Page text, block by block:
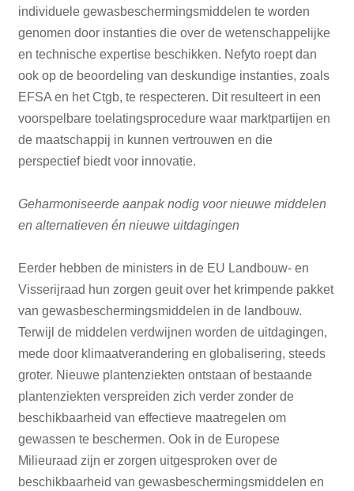
individuele gewasbeschermingsmiddelen te worden
genomen door instanties die over de wetenschappelijke
en technische expertise beschikken. Nefyto roept dan
ook op de beoordeling van deskundige instanties, zoals
EFSA en het Ctgb, te respecteren. Dit resulteert in een
voorspelbare toelatingsprocedure waar marktpartijen en
de maatschappij in kunnen vertrouwen en die
perspectief biedt voor innovatie.
Geharmoniseerde aanpak nodig voor nieuwe middelen
en alternatieven én nieuwe uitdagingen
Eerder hebben de ministers in de EU Landbouw- en
Visserijraad hun zorgen geuit over het krimpende pakket
van gewasbeschermingsmiddelen in de landbouw.
Terwijl de middelen verdwijnen worden de uitdagingen,
mede door klimaatverandering en globalisering, steeds
groter. Nieuwe plantenziekten ontstaan of bestaande
plantenziekten verspreiden zich verder zonder de
beschikbaarheid van effectieve maatregelen om
gewassen te beschermen. Ook in de Europese
Milieuraad zijn er zorgen uitgesproken over de
beschikbaarheid van gewasbeschermingsmiddelen en